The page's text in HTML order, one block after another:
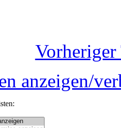
Vorheriger
anzeigen/